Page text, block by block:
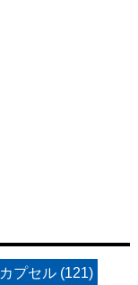
カプセル (121)